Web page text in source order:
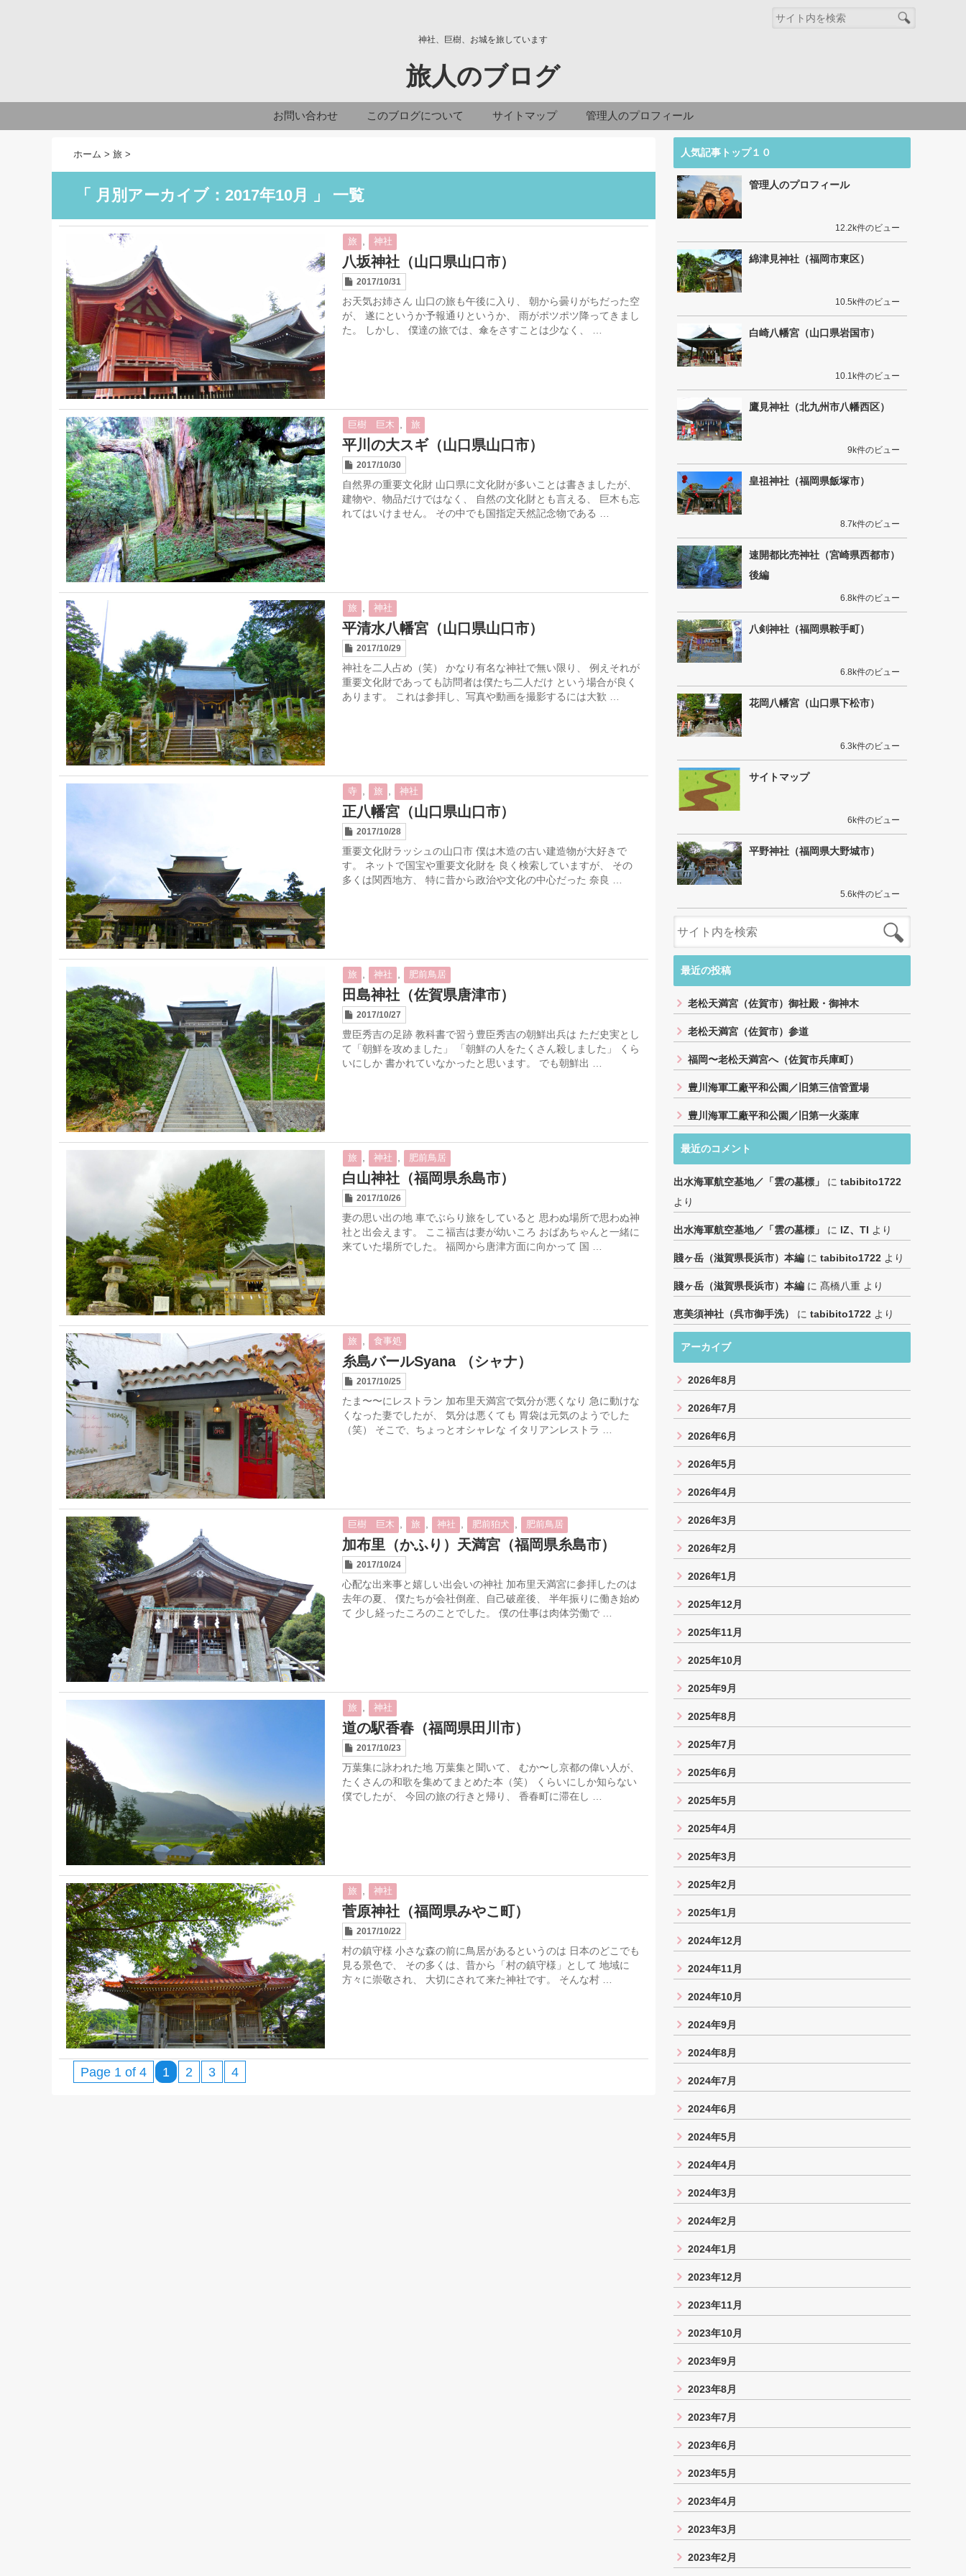
神社、巨樹、お城を旅しています
旅人のブログ
お問い合わせ このブログについて サイトマップ 管理人のプロフィール
ホーム > 旅 >
「 月別アーカイブ：2017年10月 」 一覧
旅 , 神社
八坂神社（山口県山口市）
2017/10/31
お天気お姉さん 山口の旅も午後に入り、 朝から曇りがちだった空
が、 遂にというか予報通りというか、 雨がポツポツ降ってきまし
た。 しかし、 僕達の旅では、傘をさすことは少なく、 …
巨樹 巨木 , 旅
平川の大スギ（山口県山口市）
2017/10/30
自然界の重要文化財 山口県に文化財が多いことは書きましたが、
建物や、物品だけではなく、 自然の文化財とも言える、 巨木も忘
れてはいけません。 その中でも国指定天然記念物である …
旅 , 神社
平清水八幡宮（山口県山口市）
2017/10/29
神社を二人占め（笑） かなり有名な神社で無い限り、 例えそれが
重要文化財であっても訪問者は僕たち二人だけ という場合が良く
あります。 これは参拝し、写真や動画を撮影するには大歓 …
寺 , 旅 , 神社
正八幡宮（山口県山口市）
2017/10/28
重要文化財ラッシュの山口市 僕は木造の古い建造物が大好きで
す。 ネットで国宝や重要文化財を 良く検索していますが、 その
多くは関西地方、 特に昔から政治や文化の中心だった 奈良 …
旅 , 神社 , 肥前鳥居
田島神社（佐賀県唐津市）
2017/10/27
豊臣秀吉の足跡 教科書で習う豊臣秀吉の朝鮮出兵は ただ史実とし
て「朝鮮を攻めました」 「朝鮮の人をたくさん殺しました」 くら
いにしか 書かれていなかったと思います。 でも朝鮮出 …
旅 , 神社 , 肥前鳥居
白山神社（福岡県糸島市）
2017/10/26
妻の思い出の地 車でぶらり旅をしていると 思わぬ場所で思わぬ神
社と出会えます。 ここ福吉は妻が幼いころ おばあちゃんと一緒に
来ていた場所でした。 福岡から唐津方面に向かって 国 …
旅 , 食事処
糸島バールSyana （シャナ）
2017/10/25
たま〜〜にレストラン 加布里天満宮で気分が悪くなり 急に動けな
くなった妻でしたが、 気分は悪くても 胃袋は元気のようでした
（笑） そこで、ちょっとオシャレな イタリアンレストラ …
巨樹 巨木 , 旅 , 神社 , 肥前狛犬 , 肥前鳥居
加布里（かふり）天満宮（福岡県糸島市）
2017/10/24
心配な出来事と嬉しい出会いの神社 加布里天満宮に参拝したのは
去年の夏、 僕たちが会社倒産、自己破産後、 半年振りに働き始め
て 少し経ったころのことでした。 僕の仕事は肉体労働で …
旅 , 神社
道の駅香春（福岡県田川市）
2017/10/23
万葉集に詠われた地 万葉集と聞いて、 むか〜し京都の偉い人が、
たくさんの和歌を集めてまとめた本（笑） くらいにしか知らない
僕でしたが、 今回の旅の行きと帰り、 香春町に滞在し …
旅 , 神社
菅原神社（福岡県みやこ町）
2017/10/22
村の鎮守様 小さな森の前に鳥居があるというのは 日本のどこでも
見る景色で、 その多くは、昔から「村の鎮守様」として 地域に
方々に崇敬され、 大切にされて来た神社です。 そんな村 …
Page 1 of 4 1 2 3 4
人気記事トップ１０
管理人のプロフィール
12.2k件のビュー
綿津見神社（福岡市東区）
10.5k件のビュー
白崎八幡宮（山口県岩国市）
10.1k件のビュー
鷹見神社（北九州市八幡西区）
9k件のビュー
皇祖神社（福岡県飯塚市）
8.7k件のビュー
速開都比売神社（宮崎県西都市）
後編
6.8k件のビュー
八剣神社（福岡県鞍手町）
6.8k件のビュー
花岡八幡宮（山口県下松市）
6.3k件のビュー
サイトマップ
6k件のビュー
平野神社（福岡県大野城市）
5.6k件のビュー
最近の投稿
老松天満宮（佐賀市）御社殿・御神木
老松天満宮（佐賀市）参道
福岡〜老松天満宮へ（佐賀市兵庫町）
豊川海軍工廠平和公園／旧第三信管置場
豊川海軍工廠平和公園／旧第一火薬庫
最近のコメント
出水海軍航空基地／「雲の墓標」 に tabibito1722
より
出水海軍航空基地／「雲の墓標」 に IZ、TI より
賤ヶ岳（滋賀県長浜市）本編 に tabibito1722 より
賤ヶ岳（滋賀県長浜市）本編 に 髙橋八重 より
恵美須神社（呉市御手洗） に tabibito1722 より
アーカイブ
2026年8月
2026年7月
2026年6月
2026年5月
2026年4月
2026年3月
2026年2月
2026年1月
2025年12月
2025年11月
2025年10月
2025年9月
2025年8月
2025年7月
2025年6月
2025年5月
2025年4月
2025年3月
2025年2月
2025年1月
2024年12月
2024年11月
2024年10月
2024年9月
2024年8月
2024年7月
2024年6月
2024年5月
2024年4月
2024年3月
2024年2月
2024年1月
2023年12月
2023年11月
2023年10月
2023年9月
2023年8月
2023年7月
2023年6月
2023年5月
2023年4月
2023年3月
2023年2月